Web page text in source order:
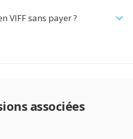
VIFF sans payer ?
associées